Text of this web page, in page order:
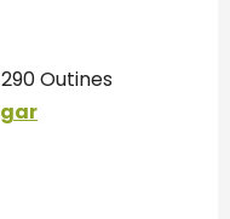
Outines